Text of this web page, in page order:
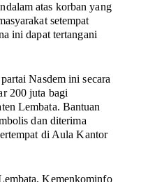
atas korban yang
setempat
ini dapat tertangani
Nasdem ini secara
200 juta bagi
Lembata. Bantuan
dan diterima
di Aula Kantor
Kemenkominfo